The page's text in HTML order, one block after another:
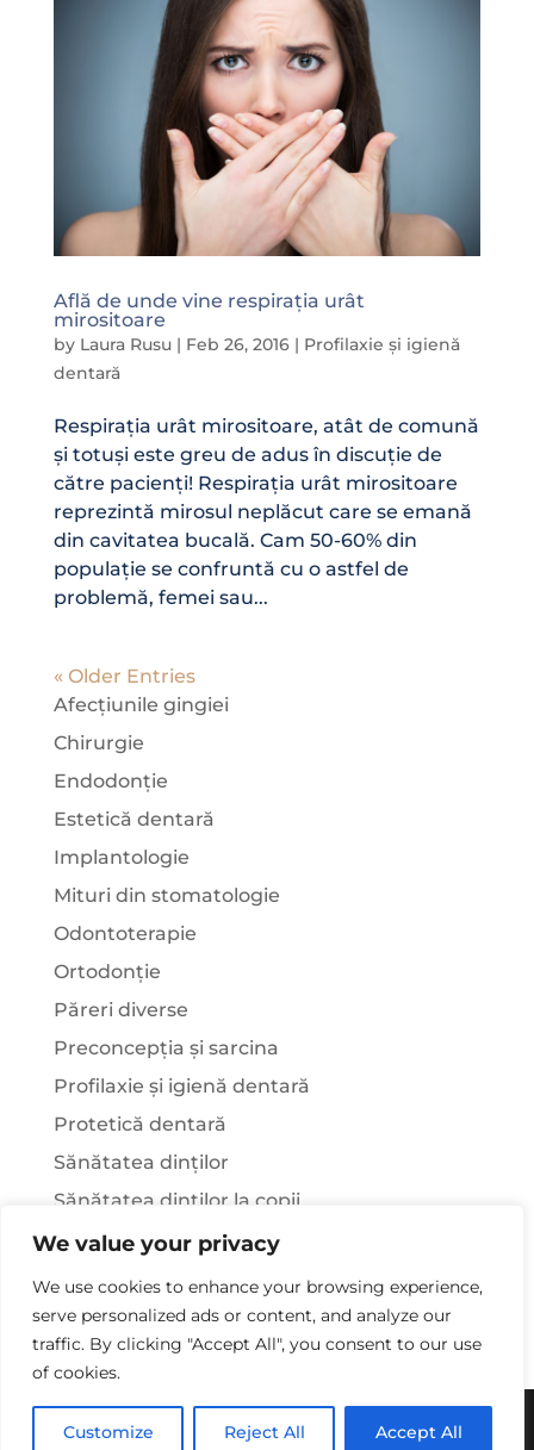
We value your privacy
We use cookies to enhance your browsing experience,
serve personalized ads or content, and analyze our
traffic. By clicking "Accept All", you consent to our use
of cookies.
Customize Reject All Accept All
Află de unde vine respirația urât
mirositoare
by Laura Rusu| Feb 26, 2016| Profilaxie și igienă
dentară
Respirația urât mirositoare, atât de comună
și totuși este greu de adus în discuție de
către pacienți! Respirația urât mirositoare
reprezintă mirosul neplăcut care se emană
din cavitatea bucală. Cam 50-60% din
populație se confruntă cu o astfel de
problemă, femei sau...
« Older Entries
Afecțiunile gingiei
Chirurgie
Endodonție
Estetică dentară
Implantologie
Mituri din stomatologie
Odontoterapie
Ortodonție
Păreri diverse
Preconcepția și sarcina
Profilaxie și igienă dentară
Protetică dentară
Sănătatea dinților
Sănătatea dinților la copii
Știați că…?
Tratamentul stomatologic la pacienții cu
afecțiuni sistemice
Copywriting© 2025 - Clinica Stomatologica Dr.